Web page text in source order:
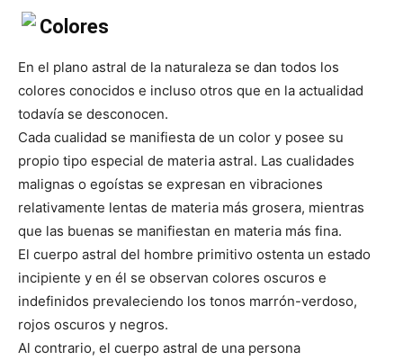
Colores
En el plano astral de la naturaleza se dan todos los
colores conocidos e incluso otros que en la actualidad
todavía se desconocen.
Cada cualidad se manifiesta de un color y posee su
propio tipo especial de materia astral. Las cualidades
malignas o egoístas se expresan en vibraciones
relativamente lentas de materia más grosera, mientras
que las buenas se manifiestan en materia más fina.
El cuerpo astral del hombre primitivo ostenta un estado
incipiente y en él se observan colores oscuros e
indefinidos prevaleciendo los tonos marrón-verdoso,
rojos oscuros y negros.
Al contrario, el cuerpo astral de una persona